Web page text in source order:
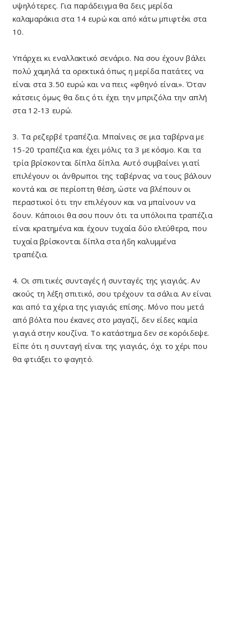
υψηλότερες. Για παράδειγμα θα δεις μερίδα
καλαμαράκια στα 14 ευρώ και από κάτω μπιφτέκι στα
10.
Υπάρχει κι εναλλακτικό σενάριο. Να σου έχουν βάλει
πολύ χαμηλά τα ορεκτικά όπως η μερίδα πατάτες να
είναι στα 3.50 ευρώ και να πεις «φθηνό είναι». Όταν
κάτσεις όμως θα δεις ότι έχει την μπριζόλα την απλή
στα 12-13 ευρώ.
3. Τα ρεζερβέ τραπέζια. Μπαίνεις σε μια ταβέρνα με
15-20 τραπέζια και έχει μόλις τα 3 με κόσμο. Και τα
τρία βρίσκονται δίπλα δίπλα. Αυτό συμβαίνει γιατί
επιλέγουν οι άνθρωποι της ταβέρνας να τους βάλουν
κοντά και σε περίοπτη θέση, ώστε να βλέπουν οι
περαστικοί ότι την επιλέγουν και να μπαίνουν να
δουν. Κάποιοι θα σου πουν ότι τα υπόλοιπα τραπέζια
είναι κρατημένα και έχουν τυχαία δύο ελεύθερα, που
τυχαία βρίσκονται δίπλα στα ήδη καλυμμένα
τραπέζια.
4. Οι σπιτικές συνταγές ή συνταγές της γιαγιάς. Αν
ακούς τη λέξη σπιτικό, σου τρέχουν τα σάλια. Αν είναι
και από τα χέρια της γιαγιάς επίσης. Μόνο που μετά
από βόλτα που έκανες στο μαγαζί, δεν είδες καμία
γιαγιά στην κουζίνα. Το κατάστημα δεν σε κορόιδεψε.
Είπε ότι η συνταγή είναι της γιαγιάς, όχι το χέρι που
θα φτιάξει το φαγητό.